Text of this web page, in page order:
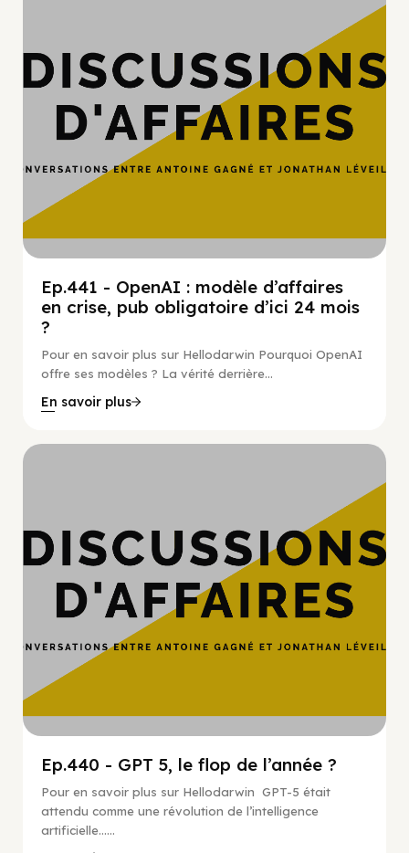
Ep.441 - OpenAI : modèle d’affaires
en crise, pub obligatoire d’ici 24 mois
?
Pour en savoir plus sur Hellodarwin Pourquoi OpenAI
offre ses modèles ? La vérité derrière...
En savoir plus
Ep.440 - GPT 5, le flop de l’année ?
Pour en savoir plus sur Hellodarwin GPT-5 était
attendu comme une révolution de l’intelligence
artificielle…...